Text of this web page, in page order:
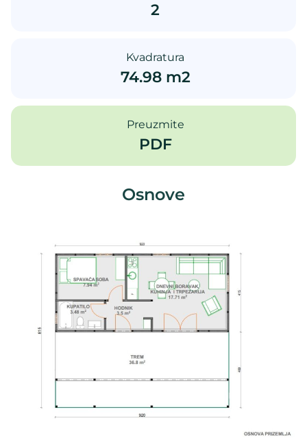
2
Kvadratura
74.98 m2
Preuzmite
PDF
Osnove